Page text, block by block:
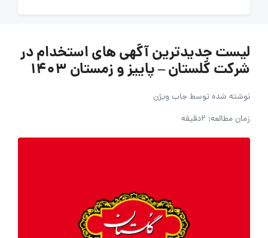
لیست جدیدترین آگهی های استخدام در
شرکت گلستان – پاییز و زمستان 1403
نوشته شده توسطجاب ویژن
زمان مطالعه: 2دقیقه